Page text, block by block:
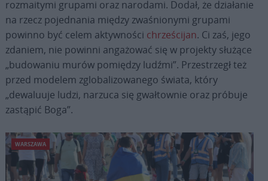
rozmaitymi grupami oraz narodami. Dodał, że działanie
na rzecz pojednania między zwaśnionymi grupami
powinno być celem aktywności chrześcijan. Ci zaś, jego
zdaniem, nie powinni angażować się w projekty służące
„budowaniu murów pomiędzy ludźmi”. Przestrzegł też
przed modelem zglobalizowanego świata, który
„dewaluuje ludzi, narzuca się gwałtownie oraz próbuje
zastąpić Boga”.
WARSZAWA